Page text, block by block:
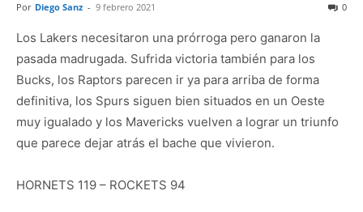
Por Diego Sanz - 9 febrero 2021 0
Los Lakers necesitaron una prórroga pero ganaron la
pasada madrugada. Sufrida victoria también para los
Bucks, los Raptors parecen ir ya para arriba de forma
definitiva, los Spurs siguen bien situados en un Oeste
muy igualado y los Mavericks vuelven a lograr un triunfo
que parece dejar atrás el bache que vivieron.
HORNETS 119 – ROCKETS 94